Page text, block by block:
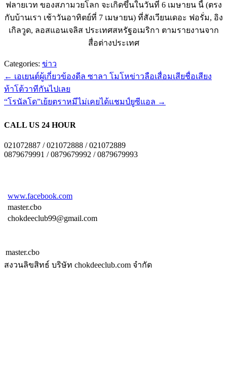
ฟลายเวท ของสภามวยโลก จะเกิดขึ้นในวันที่ 6 เมษายน นี้ (ตรง
กับบ้านเรา เช้าวันอาทิตย์ที่ 7 เมษายน) ที่สังเวียนเดอะ ฟอรั่ม, อิง
เกิลวูด, ลอสแอนเจลิส ประเทศสหรัฐอเมริกา ตามรายงานจาก
สื่อต่างประเทศ
Categories: ข่าว
← เอเยนต์ผู้เกี่ยวข้องดีล ซาลา โมโหข่าวลือเสื่อมเสียชื่อเสียง
ท้าโต้วาทีกันไปเลย
“โรนัลโด”เย้ยตราหมีไม่เคยได้แชมป์ยูซีแอล →
CALL US 24 HOUR
021072887 / 021072888 / 021072889
0879679991 / 0879679992 / 0879679993
www.facebook.com
master.cbo
chokdeeclub99@gmail.com
master.cbo
สงวนลิขสิทธ์ บริษัท chokdeeclub.com จำกัด